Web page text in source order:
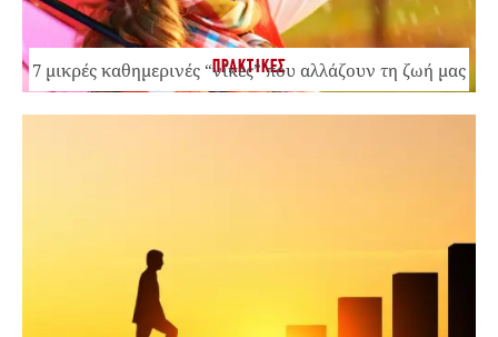
ΠΡΑΚΤΙΚΕΣ
7 μικρές καθημερινές “νίκες” που αλλάζουν τη ζωή μας